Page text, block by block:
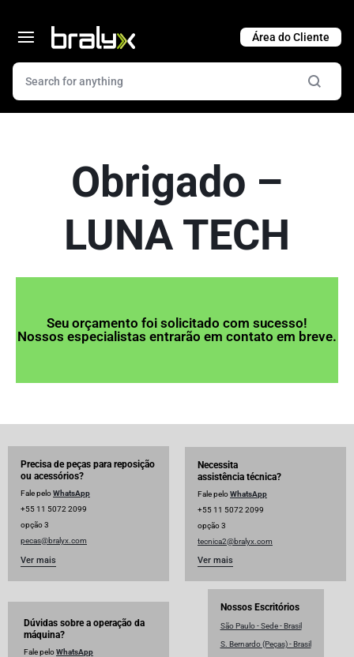
Obrigado –
LUNA TECH
Seu orçamento foi solicitado com sucesso!
Nossos especialistas entrarão em contato em breve.
Precisa de peças para reposição
ou acessórios?
Fale peloWhatsApp
+55 11 5072 2099
opção 3
pecas@bralyx.com
Ver mais
Necessita
assistência técnica?
Fale peloWhatsApp
+55 11 5072 2099
opção 3
tecnica2@bralyx.com
Ver mais
Dúvidas sobre a operação da
máquina?
Fale peloWhatsApp
Nossos Escritórios
São Paulo - Sede - Brasil
S. Bernardo (Peças) - Brasil